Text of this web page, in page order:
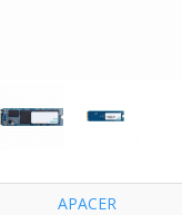
APACER